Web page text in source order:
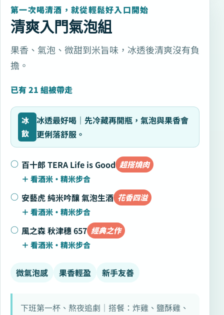
第一次喝清酒，就從輕鬆好入口開始
清爽入門氣泡組
果香、氣泡、微甜到米旨味，冰透後清爽沒有負
擔。
已有 21 組被帶走
冰透最好喝｜先冷藏再開瓶，氣泡與果香會
更俐落舒服。
百十郎 TERA Life is Good 超搭燒肉
安藝虎 純米吟釀 氣泡生酒 花香四溢
風之森 秋津穗 657 經典之作
微氣泡感 果香輕盈 新手友善
下班第一杯、熬夜追劇｜搭餐：炸雞、鹽酥雞、